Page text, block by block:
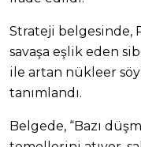
Strateji belgesinde,
savaşa eşlik eden
ile artan nükleer
tanımlandı.
Belgede, “Bazı